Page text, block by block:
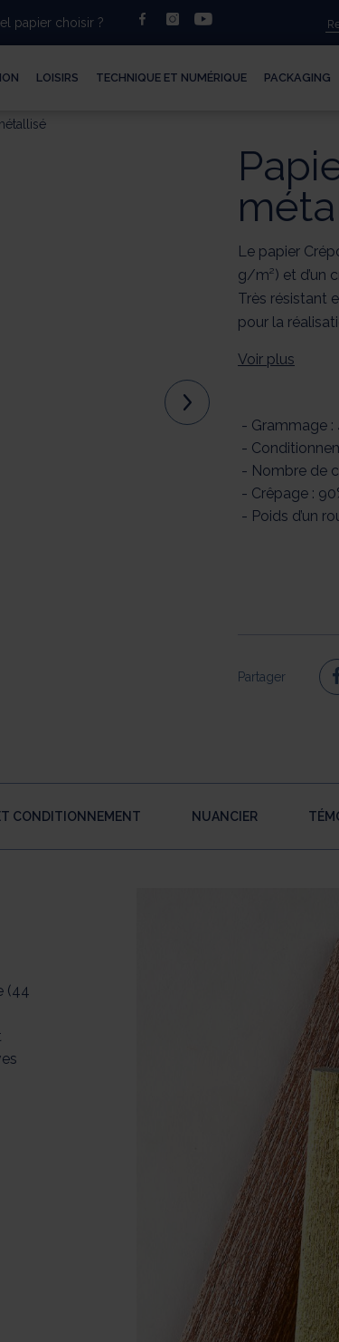
papier choisir ? facebookinstagram
LOISIRS TECHNIQUE ET NUMÉRIQUE PACKAGING
Le papier
g/m²) et d’un
Très résistant
pour la
Voir plus
- Grammage
-
- Nombre de
- Crêpage :
- Poids d’un
Partager
CONDITIONNEMENT NUANCIER
(44